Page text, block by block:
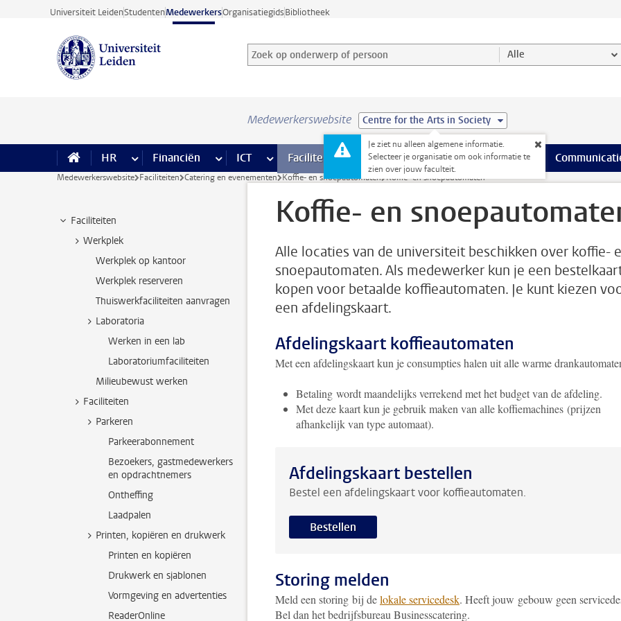
Ga direct naar de inhoud
Universiteit LeidenStudentenMedewerkersOrganisatiegidsBibliotheek
Zoek op onderwerp of persoon en selecteer categorie
Zoekterm Alle
Medewerkerswebsite Centre for the Arts in Society
Je ziet nu alleen algemene informatie.
Selecteer je organisatie om ook informatie te
zien over jouw faculteit.
HR meer HR pagina’s
Financiën meer Financiën pagina’s
ICT meer ICT pagina’s
Faciliteiten meer Faciliteiten pagina’s
Onderwijs meer Onderwijs pagina’s
Onderzoek meer Onderzoek
Medewerkerswebsite Faciliteiten Catering en evenementen Koffie- en snoepautomaten Koffie- en snoepautomaten
Faciliteiten
Werkplek
Werkplek op kantoor
Werkplek reserveren
Thuiswerkfaciliteiten aanvragen
Laboratoria
Werken in een lab
Laboratoriumfaciliteiten
Milieubewust werken
Faciliteiten
Parkeren
Parkeerabonnement
Bezoekers, gastmedewerkers
en opdrachtnemers
Ontheffing
Laadpalen
Printen, kopiëren en drukwerk
Printen en kopiëren
Drukwerk en sjablonen
Vormgeving en advertenties
ReaderOnline
Koffie- en
Alle locaties van de universiteit beschikken over koffie-
snoepautomaten. Als medewerker kun je een
kopen voor betaalde koffieautomaten. Je kunt kiezen
een afdelingskaart.
Afdelingskaart koffieautomaten
Met een afdelingskaart kun je consumpties halen uit alle warme
Betaling wordt maandelijks verrekend met het budget van de afdeling.
Met deze kaart kun je gebruik maken van alle koffiemachines (prijzen
afhankelijk van type automaat).
Afdelingskaart bestellen
Bestel een afdelingskaart voor koffieautomaten.
Bestellen
Storing melden
Meld een storing bij delokale servicedesk. Heeft jouw gebouw geen
Bel dan het bedrijfsbureau Businesscatering.